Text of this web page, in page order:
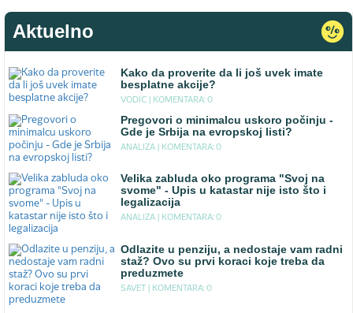
Aktuelno
Kako da proverite da li još uvek imate
besplatne akcije?
VODIC | KOMENTARA: 0
Pregovori o minimalcu uskoro počinju -
Gde je Srbija na evropskoj listi?
ANALIZA | KOMENTARA: 0
Velika zabluda oko programa "Svoj na
svome" - Upis u katastar nije isto što i
legalizacija
ANALIZA | KOMENTARA: 0
Odlazite u penziju, a nedostaje vam radni
staž? Ovo su prvi koraci koje treba da
preduzmete
SAVET | KOMENTARA: 0